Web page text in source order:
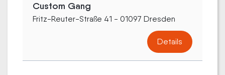
Custom Gang
Fritz-Reuter-Straße 41 - 01097 Dresden
Details